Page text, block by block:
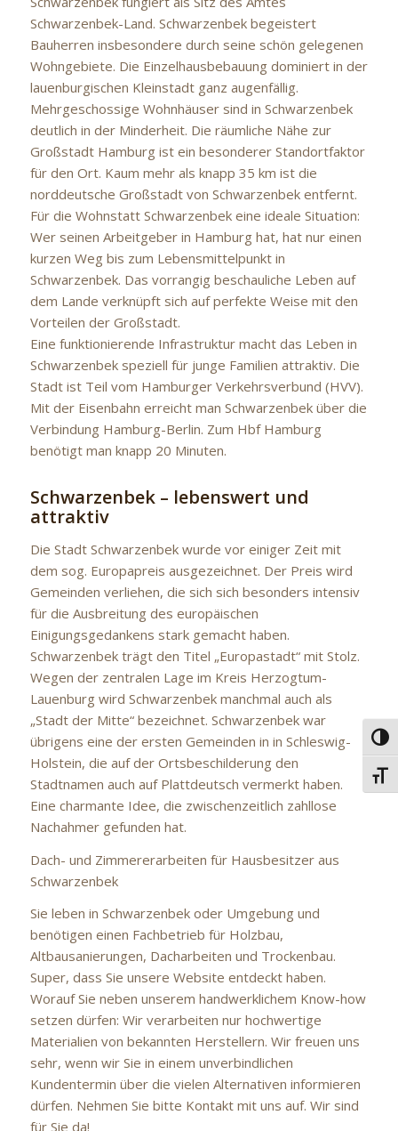
Schwarzenbek-Land. Schwarzenbek begeistert
Bauherren insbesondere durch seine schön gelegenen
Wohngebiete. Die Einzelhausbebauung dominiert in der
lauenburgischen Kleinstadt ganz augenfällig.
Mehrgeschossige Wohnhäuser sind in Schwarzenbek
deutlich in der Minderheit. Die räumliche Nähe zur
Großstadt Hamburg ist ein besonderer Standortfaktor
für den Ort. Kaum mehr als knapp 35 km ist die
norddeutsche Großstadt von Schwarzenbek entfernt.
Für die Wohnstatt Schwarzenbek eine ideale Situation:
Wer seinen Arbeitgeber in Hamburg hat, hat nur einen
kurzen Weg bis zum Lebensmittelpunkt in
Schwarzenbek. Das vorrangig beschauliche Leben auf
dem Lande verknüpft sich auf perfekte Weise mit den
Vorteilen der Großstadt.
Eine funktionierende Infrastruktur macht das Leben in
Schwarzenbek speziell für junge Familien attraktiv. Die
Stadt ist Teil vom Hamburger Verkehrsverbund (HVV).
Mit der Eisenbahn erreicht man Schwarzenbek über die
Verbindung Hamburg-Berlin. Zum Hbf Hamburg
benötigt man knapp 20 Minuten.
Schwarzenbek – lebenswert und
attraktiv
Die Stadt Schwarzenbek wurde vor einiger Zeit mit
dem sog. Europapreis ausgezeichnet. Der Preis wird
Gemeinden verliehen, die sich sich besonders intensiv
für die Ausbreitung des europäischen
Einigungsgedankens stark gemacht haben.
Schwarzenbek trägt den Titel „Europastadt“ mit Stolz.
Wegen der zentralen Lage im Kreis Herzogtum-
Lauenburg wird Schwarzenbek manchmal auch als
„Stadt der Mitte“ bezeichnet. Schwarzenbek war
übrigens eine der ersten Gemeinden in in Schleswig-
Holstein, die auf der Ortsbeschilderung den
Stadtnamen auch auf Plattdeutsch vermerkt haben.
Eine charmante Idee, die zwischenzeitlich zahllose
Nachahmer gefunden hat.
Dach- und Zimmererarbeiten für Hausbesitzer aus
Schwarzenbek
Sie leben in Schwarzenbek oder Umgebung und
benötigen einen Fachbetrieb für Holzbau,
Altbausanierungen, Dacharbeiten und Trockenbau.
Super, dass Sie unsere Website entdeckt haben.
Worauf Sie neben unserem handwerklichem Know-how
setzen dürfen: Wir verarbeiten nur hochwertige
Materialien von bekannten Herstellern. Wir freuen uns
sehr, wenn wir Sie in einem unverbindlichen
Kundentermin über die vielen Alternativen informieren
dürfen. Nehmen Sie bitte Kontakt mit uns auf. Wir sind
für Sie da!